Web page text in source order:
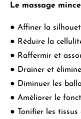
Le massage
● Affiner la
● Réduire la
● Raffermir et
● Drainer et
● Diminuer les
● Améliorer le
●
Tonifier les